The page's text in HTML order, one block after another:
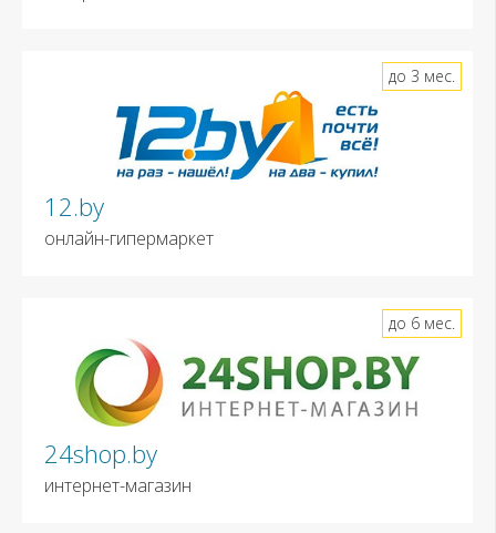
12.by
онлайн-гипермаркет
до 3 мес.
24shop.by
интернет-магазин
до 6 мес.